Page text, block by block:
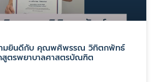
มยินดีกับ คุณพศิพรรณ วิทิตกพัทธ์
สูตรพยาบาลศาสตรบัณฑิต